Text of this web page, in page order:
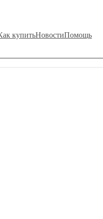
купитьНовостиПомощь